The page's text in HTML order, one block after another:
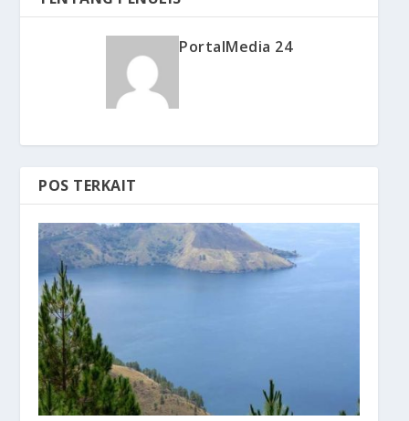
PortalMedia 24
POS TERKAIT